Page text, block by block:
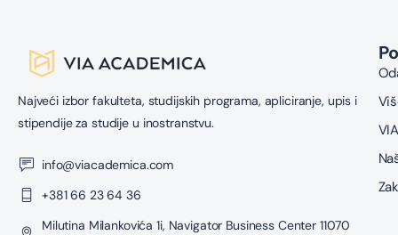
Najveći izbor fakulteta, studijskih programa, apliciranje, upis i
stipendije za studije u inostranstvu.
info@viacademica.com
+381 66 23 64 36
Milutina Milankovića 1i, Navigator Business Center 11070